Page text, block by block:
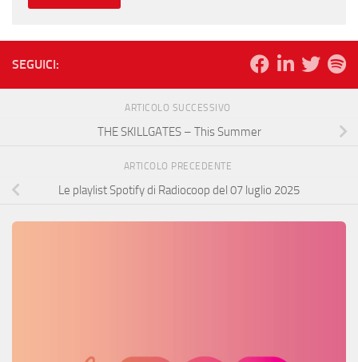
SEGUICI:
ARTICOLO SUCCESSIVO
THE SKILLGATES – This Summer
ARTICOLO PRECEDENTE
Le playlist Spotify di Radiocoop del 07 luglio 2025